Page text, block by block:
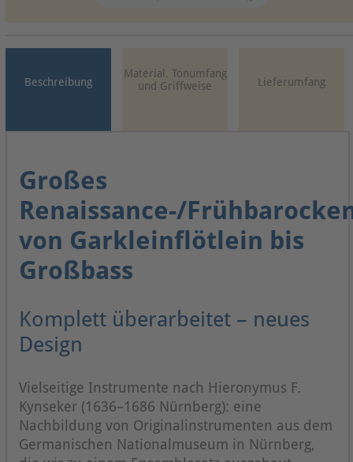
Beschreibung
Material, Tonumfang
und Griffweise
Lieferumfang
Großes
Renaissance-/
von Garkleinflötlein bis
Großbass
Komplett überarbeitet – neues
Design
Vielseitige Instrumente nach Hieronymus F.
Kynseker (1636–1686 Nürnberg): eine
Nachbildung von Originalinstrumenten aus dem
Germanischen Nationalmuseum in Nürnberg,